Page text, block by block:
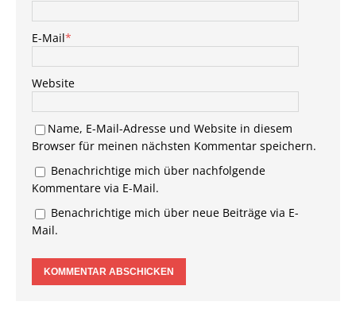
E-Mail*
Website
Name, E-Mail-Adresse und Website in diesem
Browser für meinen nächsten Kommentar speichern.
Benachrichtige mich über nachfolgende
Kommentare via E-Mail.
Benachrichtige mich über neue Beiträge via E-
Mail.